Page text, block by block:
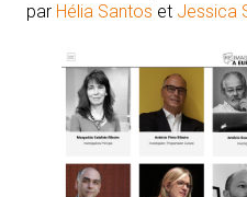
par Hélia Santos et Jessica